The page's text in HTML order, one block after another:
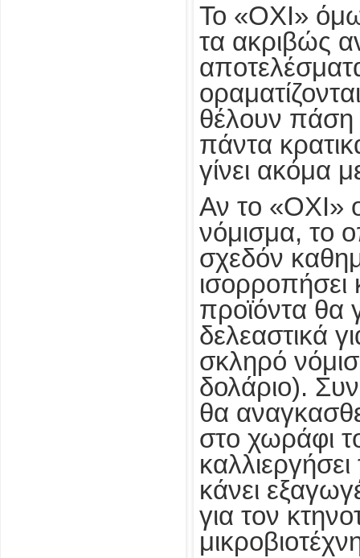
Το «ΟΧΙ»
τα ακριβώς
θέλουν πάση
πάντα
γίνει ακόμα
Αν το «ΟΧΙ»
νόμισμα, το
σχεδόν
προϊόντα θα
δελεαστικά
σκληρό
δολάριο).
θα
στο χωράφι
κάνει
για τον